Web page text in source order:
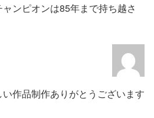
ンピオンは85年まで持ち越さ
作品制作ありがとうございます